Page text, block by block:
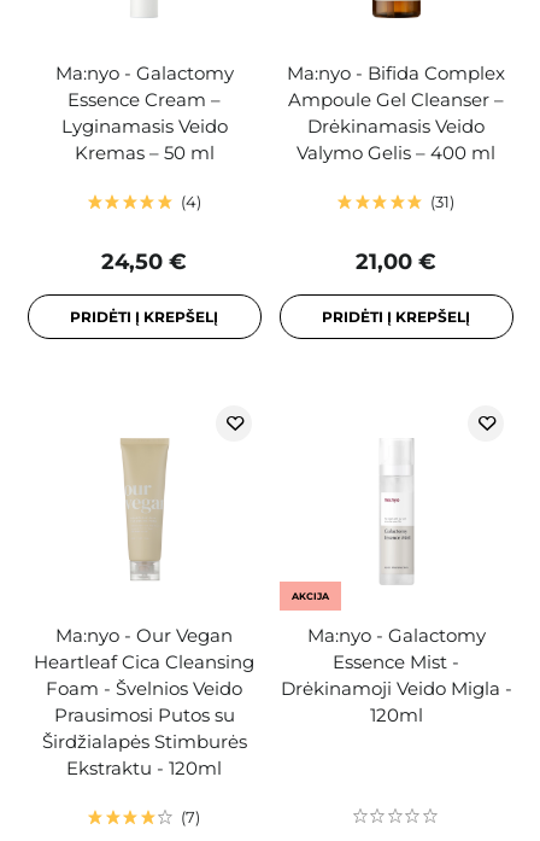
Ma:nyo - Galactomy
Essence Cream –
Lyginamasis Veido
Kremas – 50 ml
4
24,50 €
PRIDĖTI Į KREPŠELĮ
Ma:nyo - Bifida Complex
Ampoule Gel Cleanser –
Drėkinamasis Veido
Valymo Gelis – 400 ml
31
21,00 €
PRIDĖTI Į KREPŠELĮ
Ma:nyo - Our Vegan
Heartleaf Cica Cleansing
Foam - Švelnios Veido
Prausimosi Putos su
Širdžialapės Stimburės
Ekstraktu - 120ml
7
AKCIJA
Ma:nyo - Galactomy
Essence Mist -
Drėkinamoji Veido Migla -
120ml